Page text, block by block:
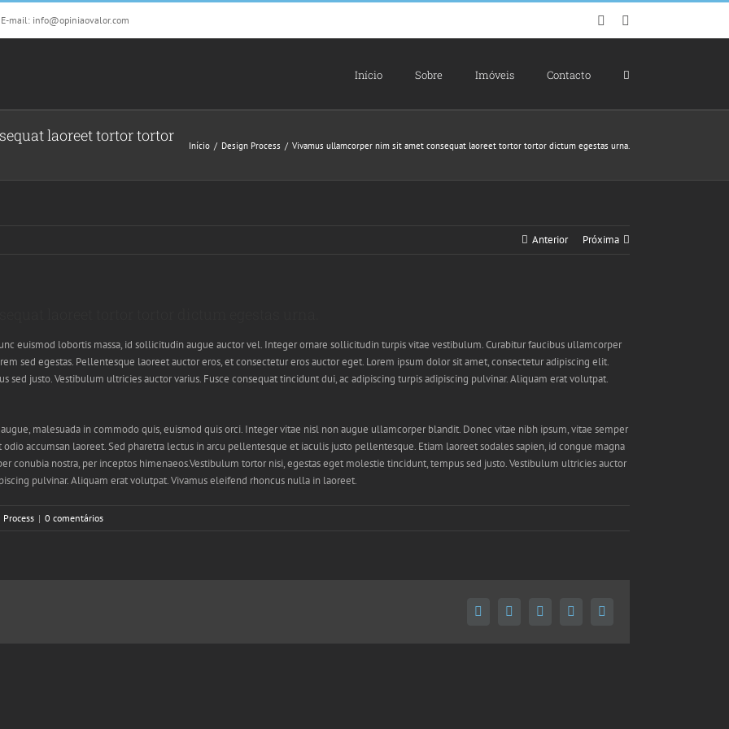
E-mail: info@opiniaovalor.com Facebook
Início Sobre Imóveis Contacto
laoreet tortor tortor
Início Design Process Vivamus ullamcorper nim sit amet consequat laoreet tortor tortor dictum egestas urna.
Anterior Próxima
euismod lobortis massa, id sollicitudin augue auctor vel. Integer ornare sollicitudin turpis vitae vestibulum. Curabitur faucibus ullamcorper
sed egestas. Pellentesque laoreet auctor eros, et consectetur eros auctor eget. Lorem ipsum dolor sit amet, consectetur adipiscing elit.
justo. Vestibulum ultricies auctor varius. Fusce consequat tincidunt dui, ac adipiscing turpis adipiscing pulvinar. Aliquam erat volutpat.
malesuada in commodo quis, euismod quis orci. Integer vitae nisl non augue ullamcorper blandit. Donec vitae nibh ipsum, vitae semper
accumsan laoreet. Sed pharetra lectus in arcu pellentesque et iaculis justo pellentesque. Etiam laoreet sodales sapien, id congue magna
conubia nostra, per inceptos himenaeos.Vestibulum tortor nisi, egestas eget molestie tincidunt, tempus sed justo. Vestibulum ultricies auctor
pulvinar. Aliquam erat volutpat. Vivamus eleifend rhoncus nulla in laoreet.
Process | 0 comentários
Facebook
X LinkedInPinterestEmail